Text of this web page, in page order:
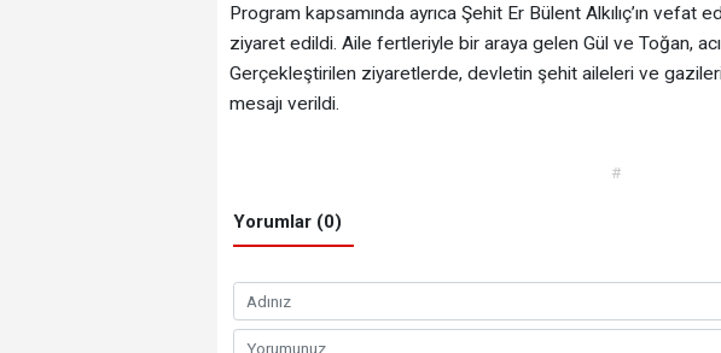
Program kapsamında ayrıca Şehit Er Bülent Alkılıç’ın vefat
ziyaret edildi. Aile fertleriyle bir araya gelen Gül ve Toğan,
Gerçekleştirilen ziyaretlerde, devletin şehit aileleri ve
mesajı verildi.
#
Yorumlar (0)